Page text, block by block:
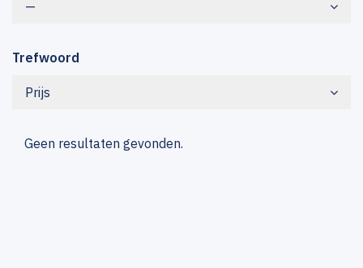
—
Trefwoord
Prijs
Geen resultaten gevonden.